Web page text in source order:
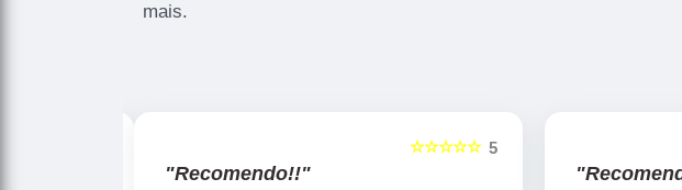
mais.
5
☆☆☆☆☆
"Recomendo!!"